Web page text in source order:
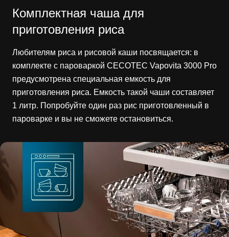
Комплектная чаша для
приготовления риса
Любителям риса и рисовой каши посвящается: в
комплекте с пароваркой CECOTEC Vapovita 3000 Pro
предусмотрена специальная емкость для
приготовления риса. Емкость такой чаши составляет
1 литр. Попробуйте один раз рис приготовленный в
пароварке и вы не сможете остановиться.